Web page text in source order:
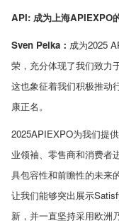
API: 成为上海APIEXPO
Sven Pelka ： 成为2025
荣，充分体现了我们致力
这也象征着我们积极推动
康正名。
2025APIEXPO为我们提
业领袖、零售商和消费者
具包容性和前瞻性的未来
让我们能够突出展示
新，并一直坚持采用欧洲